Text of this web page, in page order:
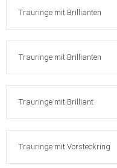
Trauringe mit Brillianten
Trauringe mit Brillianten
Trauringe mit Brilliant
Trauringe mit Vorsteckring